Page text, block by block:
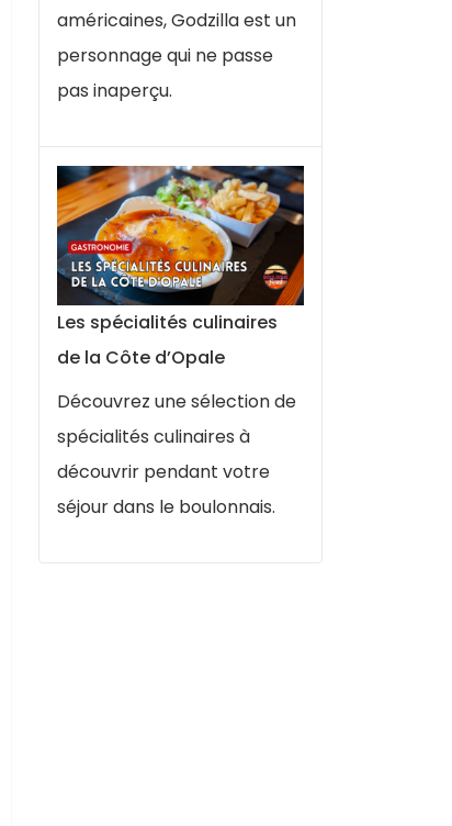
américaines, Godzilla est un
personnage qui ne passe
pas inaperçu.
Les spécialités culinaires
de la Côte d’Opale
Découvrez une sélection de
spécialités culinaires à
découvrir pendant votre
séjour dans le boulonnais.